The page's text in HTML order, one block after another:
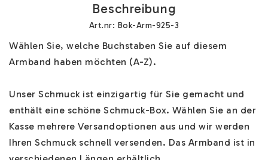
Beschreibung
Art.nr: Bok-Arm-925-3
Wählen Sie, welche Buchstaben Sie auf diesem
Armband haben möchten (A-Z).
Unser Schmuck ist einzigartig für Sie gemacht und
enthält eine schöne Schmuck-Box. Wählen Sie an der
Kasse mehrere Versandoptionen aus und wir werden
Ihren Schmuck schnell versenden. Das Armband ist in